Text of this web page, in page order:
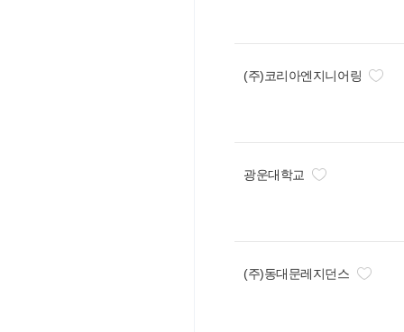
(주)코리아엔지니어링
광운대학교
(주)동대문레지던스